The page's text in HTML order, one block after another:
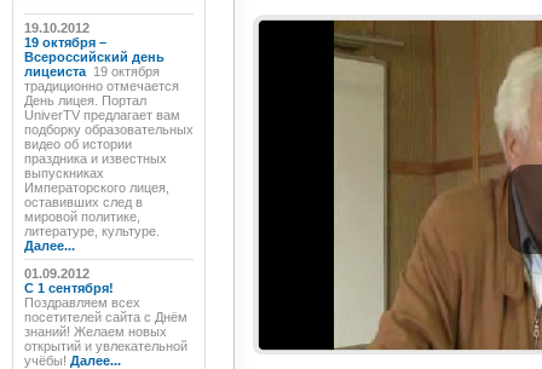
19.10.2012
19 октября –
Всероссийский день
лицеиста 19 октября
традиционно отмечается
День лицея. Портал
UniverTV предлагает вам
подборку образовательных
видео об истории
праздника и известных
выпускниках
Императорского лицея,
оставивших след в
мировой политике,
литературе, культуре.
Далее...
01.09.2012
C 1 сентября!
Поздравляем всех
посетителей сайта с Днём
знаний! Желаем новых
открытий и увлекательной
учёбы! Далее...